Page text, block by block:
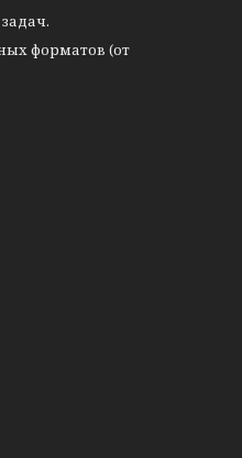
форматов (от